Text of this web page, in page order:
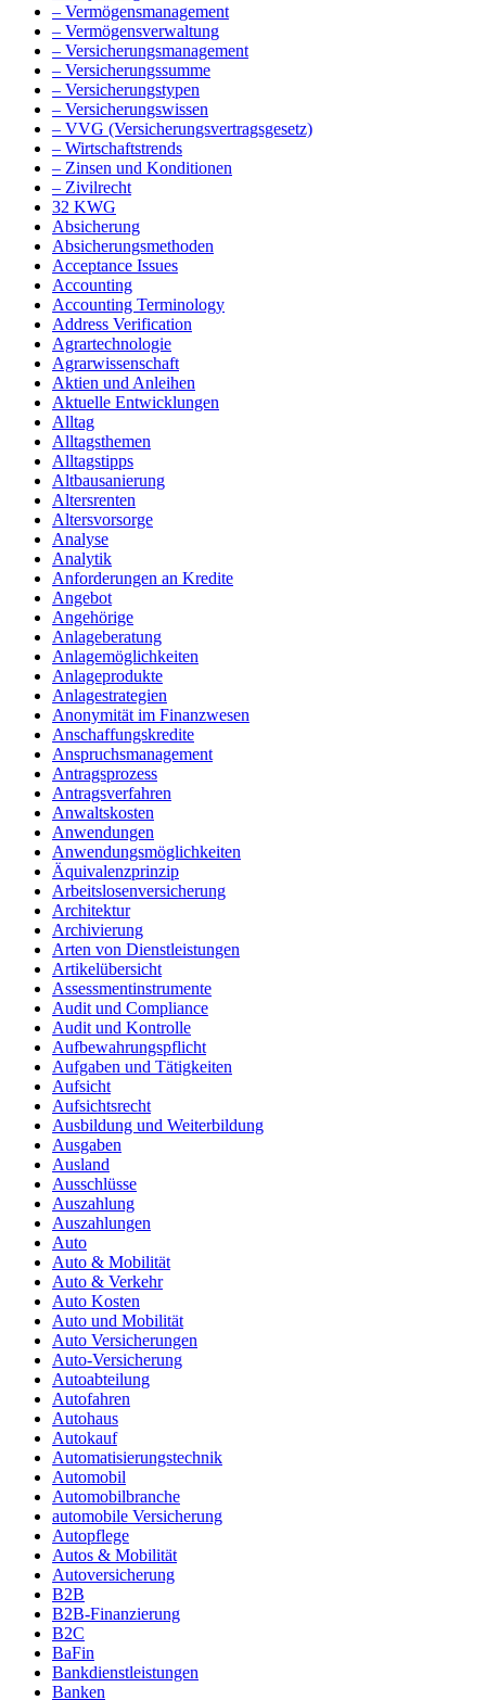
– Vermögensmanagement
– Vermögensverwaltung
– Versicherungsmanagement
– Versicherungssumme
– Versicherungstypen
– Versicherungswissen
– VVG (Versicherungsvertragsgesetz)
– Wirtschaftstrends
– Zinsen und Konditionen
– Zivilrecht
32 KWG
Absicherung
Absicherungsmethoden
Acceptance Issues
Accounting
Accounting Terminology
Address Verification
Agrartechnologie
Agrarwissenschaft
Aktien und Anleihen
Aktuelle Entwicklungen
Alltag
Alltagsthemen
Alltagstipps
Altbausanierung
Altersrenten
Altersvorsorge
Analyse
Analytik
Anforderungen an Kredite
Angebot
Angehörige
Anlageberatung
Anlagemöglichkeiten
Anlageprodukte
Anlagestrategien
Anonymität im Finanzwesen
Anschaffungskredite
Anspruchsmanagement
Antragsprozess
Antragsverfahren
Anwaltskosten
Anwendungen
Anwendungsmöglichkeiten
Äquivalenzprinzip
Arbeitslosenversicherung
Architektur
Archivierung
Arten von Dienstleistungen
Artikelübersicht
Assessmentinstrumente
Audit und Compliance
Audit und Kontrolle
Aufbewahrungspflicht
Aufgaben und Tätigkeiten
Aufsicht
Aufsichtsrecht
Ausbildung und Weiterbildung
Ausgaben
Ausland
Ausschlüsse
Auszahlung
Auszahlungen
Auto
Auto & Mobilität
Auto & Verkehr
Auto Kosten
Auto und Mobilität
Auto Versicherungen
Auto-Versicherung
Autoabteilung
Autofahren
Autohaus
Autokauf
Automatisierungstechnik
Automobil
Automobilbranche
automobile Versicherung
Autopflege
Autos & Mobilität
Autoversicherung
B2B
B2B-Finanzierung
B2C
BaFin
Bankdienstleistungen
Banken